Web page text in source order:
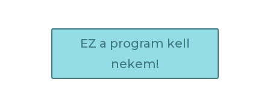
EZ a program kell
nekem!